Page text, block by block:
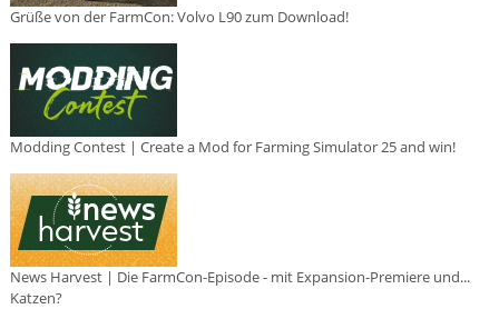
Grüße von der FarmCon: Volvo L90 zum Download!
Modding Contest | Create a Mod for Farming Simulator 25 and win!
News Harvest | Die FarmCon-Episode - mit Expansion-Premiere und...
Katzen?